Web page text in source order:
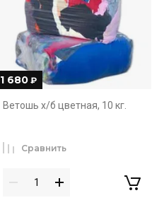
1 680 ₽
Ветошь х/б цветная, 10 кг.
Сравнить